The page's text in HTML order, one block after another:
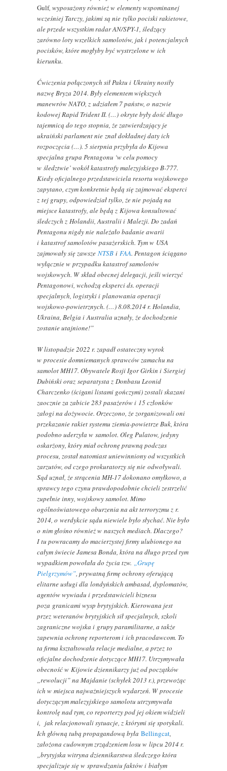
Gulf, wyposażony również w elementy wspominanej
wcześniej Tarczy, jakimi są nie tylko pociski rakietowe,
ale przede wszystkim radar AN/SPY-1, śledzący
zarówno loty wszelkich samolotów, jak i potencjalnych
pocisków, które mogłyby być wystrzelone w ich
kierunku.
Ćwiczenia połączonych sił Paktu i Ukrainy nosiły
nazwę Bryza 2014. Były elementem większych
manewrów NATO, z udziałem 7 państw, o nazwie
kodowej Rapid Trident II. (…) okryte były dość długo
tajemnicą do tego stopnia, że zatwierdzający je
ukraiński parlament nie znał dokładnej daty ich
rozpoczęcia (…). 5 sierpnia przybyła do Kijowa
specjalna grupa Pentagonu ‘w celu pomocy
w śledztwie’ wokół katastrofy malezyjskiego B-777.
Kiedy oficjalnego przedstawiciela resortu wojskowego
zapytano, czym konkretnie będą się zajmować eksperci
z tej grupy, odpowiedział tylko, że nie pojadą na
miejsce katastrofy, ale będą z Kijowa konsultować
śledczych z Holandii, Australii i Malezji. Do zadań
Pentagonu nigdy nie należało badanie awarii
i katastrof samolotów pasażerskich. Tym w USA
zajmowały się zawszeNTSB iFAA. Pentagon ściągano
wyłącznie w przypadku katastrof samolotów
wojskowych. W skład obecnej delegacji, jeśli wierzyć
Pentagonowi, wchodzą eksperci ds. operacji
specjalnych, logistyki i planowania operacji
wojskowo-powietrznych. (…) 8.08.2014 r. Holandia,
Ukraina, Belgia i Australia uznały, że dochodzenie
zostanie utajnione!”
W listopadzie 2022 r. zapadł ostateczny wyrok
w procesie domniemanych sprawców zamachu na
samolot MH17. Obywatele Rosji Igor Girkin i Siergiej
Dubiński oraz separatysta z Donbasu Leonid
Charczenko (ścigani listami gończymi) zostali skazani
zaocznie za zabicie 283 pasażerów i 15 członków
załogi na dożywocie. Orzeczono, że zorganizowali oni
przekazanie rakiet systemu ziemia-powietrze Buk, która
podobno uderzyła w samolot. Oleg Pulatow, jedyny
oskarżony, który miał ochronę prawną podczas
procesu, został natomiast uniewinniony od wszystkich
zarzutów, od czego prokuratorzy się nie odwoływali.
Sąd uznał, że strącenia MH-17 dokonano omyłkowo, a
sprawcy tego czynu prawdopodobnie chcieli zestrzelić
zupełnie inny, wojskowy samolot. Mimo
ogólnoświatowego oburzenia na akt terroryzmu z r.
2014, o werdykcie sądu niewiele było słychać. Nie było
o nim głośno również w naszych mediach. Dlaczego?
I tu powracamy do macierzystej firmy ulubionego na
całym świecie Jamesa Bonda, która na długo przed tym
wypadkiem powołała do życia tzw. „Grupę
Pielgrzymów”, prywatną firmę ochrony oferującą
elitarne usługi dla londyńskich ambasad, dyplomatów,
agentów wywiadu i przedstawicieli biznesu
poza granicami wysp brytyjskich. Kierowana jest
przez weteranów brytyjskich sił specjalnych, szkoli
zagraniczne wojska i grupy paramilitarne, a także
zapewnia ochronę reporterom i ich pracodawcom. To
ta firma kształtowała relacje medialne, a przez to
oficjalne dochodzenie dotyczące MH17. Utrzymywała
obecność w Kijowie dziennikarzy już od początków
„rewolucji” na Majdanie (schyłek 2013 r.), przewożąc
ich w miejsca najważniejszych wydarzeń. W procesie
dotyczącym malezyjskiego samolotu utrzymywała
kontrolę nad tym, co reporterzy pod jej okiem widzieli
i, jak relacjonowali sytuacje, z którymi się spotykali.
Ich główną tubą propagandową byłaBellingcat,
założona cudownym zrządzeniem losu w lipcu 2014 r.
„brytyjska witryna dziennikarstwa śledczego która
specjalizuje się w sprawdzaniu faktów i białym